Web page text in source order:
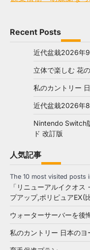
Recent Posts
近代盆栽2026年
立体で楽しむ 花
私のカントリー
近代盆栽2026年
Nintendo Switch
ド 改訂版
人気記事
The 10 most visited posts
「リニューアルイクオ
プアップ,ポリピュアEX(
ウォーターサーバーを後
私のカントリー 日本のヨ